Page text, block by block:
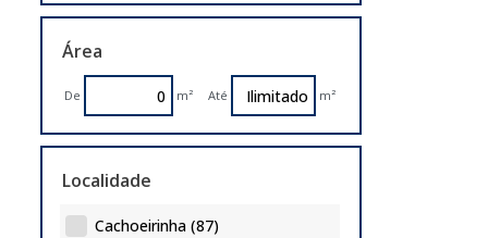
Área
De m² Até m²
Localidade
Cachoeirinha (87)